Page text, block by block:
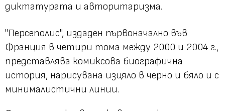
диктатурата и авторитаризма.
"Персеполис", издаден първоначално във
Франция в четири тома между 2000 и 2004 г.,
представлява комиксова биографична
история, нарисувана изцяло в черно и бяло и с
минималистични линии.